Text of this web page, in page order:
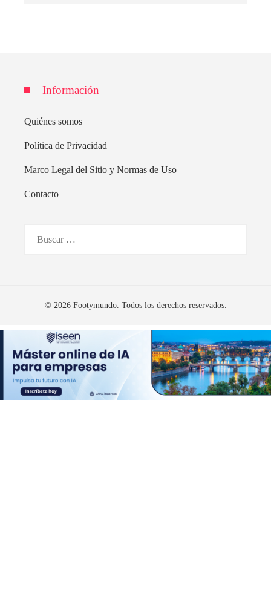
Información
Quiénes somos
Política de Privacidad
Marco Legal del Sitio y Normas de Uso
Contacto
© 2026 Footymundo. Todos los derechos reservados.